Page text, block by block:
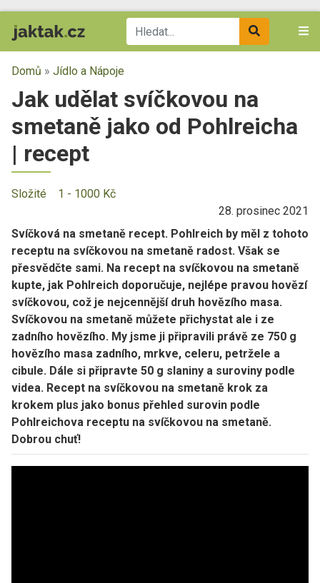
Domů » Jídlo a Nápoje
Jak udělat svíčkovou na
smetaně jako od Pohlreicha
| recept
Složité
1 - 1000 Kč
28. prosinec 2021
Svíčková na smetaně recept. Pohlreich by měl z tohoto
receptu na svíčkovou na smetaně radost. Však se
přesvědčte sami. Na recept na svíčkovou na smetaně
kupte, jak Pohlreich doporučuje, nejlépe pravou hovězí
svíčkovou, což je nejcennější druh hovězího masa.
Svíčkovou na smetaně můžete přichystat ale i ze
zadního hovězího. My jsme ji připravili právě ze 750 g
hovězího masa zadního, mrkve, celeru, petržele a
cibule. Dále si připravte 50 g slaniny a suroviny podle
videa. Recept na svíčkovou na smetaně krok za
krokem plus jako bonus přehled surovin podle
Pohlreichova receptu na svíčkovou na smetaně.
Dobrou chuť!